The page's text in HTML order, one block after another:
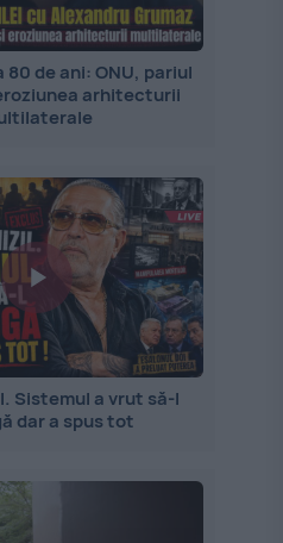
80 de ani: ONU, pariul
arhitecturii
Sistemul a vrut să-l
dar a spus tot